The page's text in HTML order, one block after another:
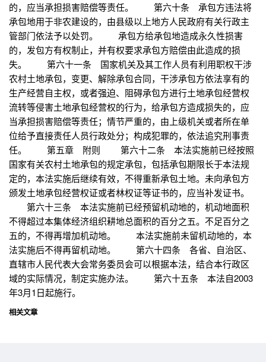
的，应当承担损害赔偿等责任。 第六十条 承包方违法将
承包地用于非农建设的，由县级以上地方人民政府有关行政主
管部门依法予以处罚。 承包方给承包地造成永久性损害
的，发包方有权制止，并有权要求承包方赔偿由此造成的损
失。 第六十一条 国家机关及其工作人员有利用职权干涉
农村土地承包，变更、解除承包合同，干涉承包方依法享有的
生产经营自主权，或者强迫、阻碍承包方进行土地承包经营权
流转等侵害土地承包经营权的行为，给承包方造成损失的，应
当承担损害赔偿等责任；情节严重的，由上级机关或者所在单
位给予直接责任人员行政处分；构成犯罪的，依法追究刑事责
任。 第五章 附则 第六十二条 本法实施前已经按照
国家有关农村土地承包的规定承包，包括承包期限长于本法规
定的，本法实施后继续有效，不得重新承包土地。未向承包方
颁发土地承包经营权证或者林权证等证书的，应当补发证书。
第六十三条 本法实施前已经预留机动地的，机动地面积
不得超过本集体经济组织耕地总面积的百分之五。不足百分之
五的，不得再增加机动地。 本法实施前未留机动地的，本
法实施后不得再留机动地。 第六十四条 各省、自治区、
直辖市人民代表大会常务委员会可以根据本法，结合本行政区
域的实际情况，制定实施办法。 第六十五条 本法自2003
年3月1日起施行。
相关文章